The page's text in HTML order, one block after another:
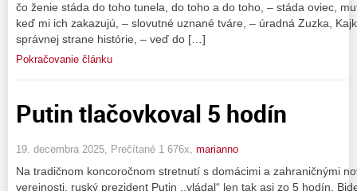
čo ženie stáda do toho tunela, do toho a do toho, – stáda oviec,
keď mi ich zakazujú, – slovutné uznané tváre, – úradná Zuzka,
správnej strane histórie, – veď do […]
Pokračovanie článku
Putin tlačovkoval 5 hodín
19. decembra 2025, Prečítané 1 676x, marianno
Na tradičnom koncoročnom stretnutí s domácimi a zahraničnými
verejnosti, ruský prezident Putin ,,vládal“ len tak asi zo 5 hodín.